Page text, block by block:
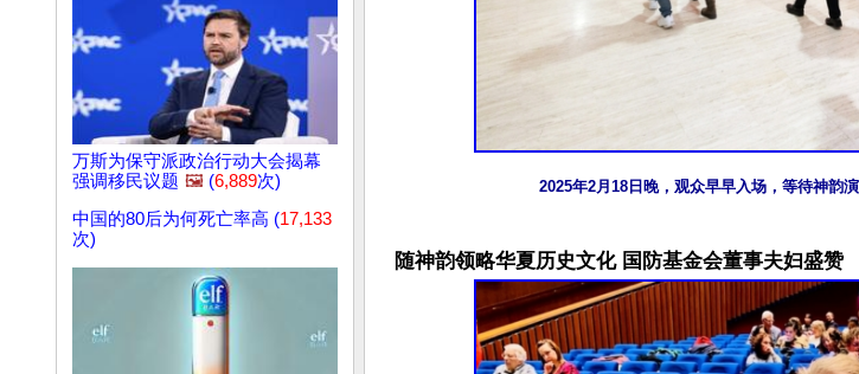
万斯为保守派政治行动大会揭幕
强调移民议题 🖼️ (6,889次)
中国的80后为何死亡率高 (17,133
次)
2025年2月18日晚，观众早早入场，等待神韵
随神韵领略华夏历史文化 国防基金会董事夫妇盛赞